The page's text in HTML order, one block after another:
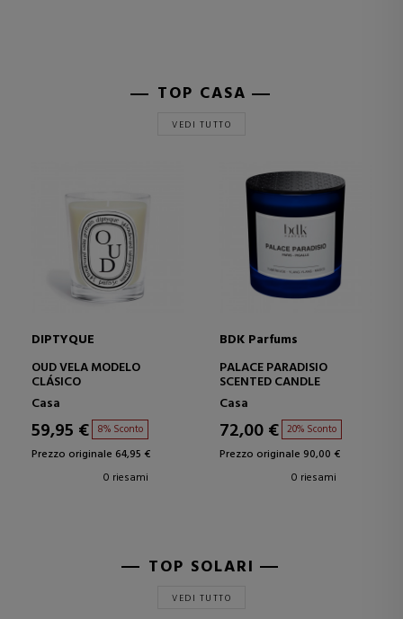
TOP CASA
VEDI TUTTO
DIPTYQUE
OUD VELA MODELO
CLÁSICO
Casa
59,95 € 8% Sconto
Prezzo originale 64,95 €
0 riesami
BDK Parfums
PALACE PARADISIO
SCENTED CANDLE
Casa
72,00 € 20% Sconto
Prezzo originale 90,00 €
0 riesami
TOP SOLARI
VEDI TUTTO